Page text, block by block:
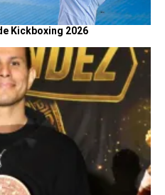
Kickboxing 2026